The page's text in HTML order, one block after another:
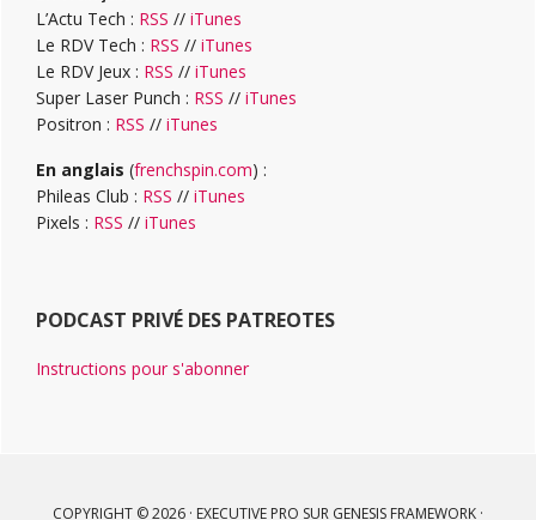
L’Actu Tech : RSS // iTunes
Le RDV Tech : RSS // iTunes
Le RDV Jeux : RSS // iTunes
Super Laser Punch : RSS // iTunes
Positron : RSS // iTunes
En anglais (frenchspin.com) :
Phileas Club : RSS // iTunes
Pixels : RSS // iTunes
PODCAST PRIVÉ DES PATREOTES
Instructions pour s'abonner
COPYRIGHT © 2026 · EXECUTIVE PRO SUR GENESIS FRAMEWORK ·